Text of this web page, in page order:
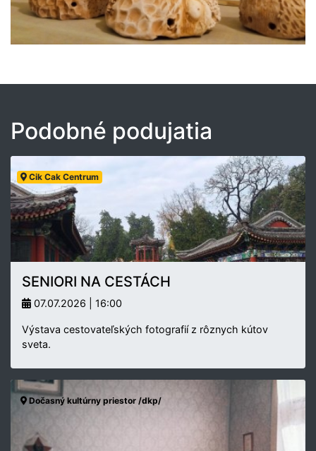
Podobné podujatia
Cik Cak Centrum
SENIORI NA CESTÁCH
07.07.2026 | 16:00
Výstava cestovateľských fotografií z rôznych kútov
sveta.
Dočasný kultúrny priestor /dkp/